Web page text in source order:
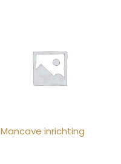
Mancave inrichting